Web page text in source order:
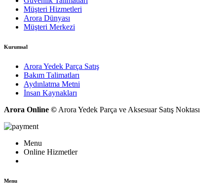
Müşteri Hizmetleri
Arora Dünyası
Müşteri Merkezi
Kurumsal
Arora Yedek Parça Satış
Bakım Talimatları
Aydınlatma Metni
İnsan Kaynakları
Arora Online © Arora Yedek Parça ve Aksesuar Satış Noktası
Menu
Online Hizmetler
Menu